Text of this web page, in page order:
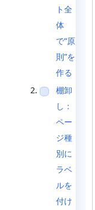
ト全
体
で“原
則”を
作る
棚卸
し：
ペー
ジ種
別に
ラベ
ルを
付け